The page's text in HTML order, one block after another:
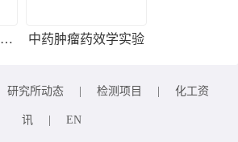
科研样机性能试验服务 中药肿瘤药效学实验
研究所动态 检测项目 化工资
讯 EN